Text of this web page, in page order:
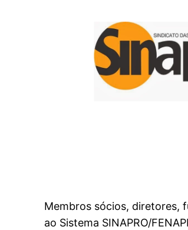
Membros sócios, diretores,
ao Sistema SINAPRO/